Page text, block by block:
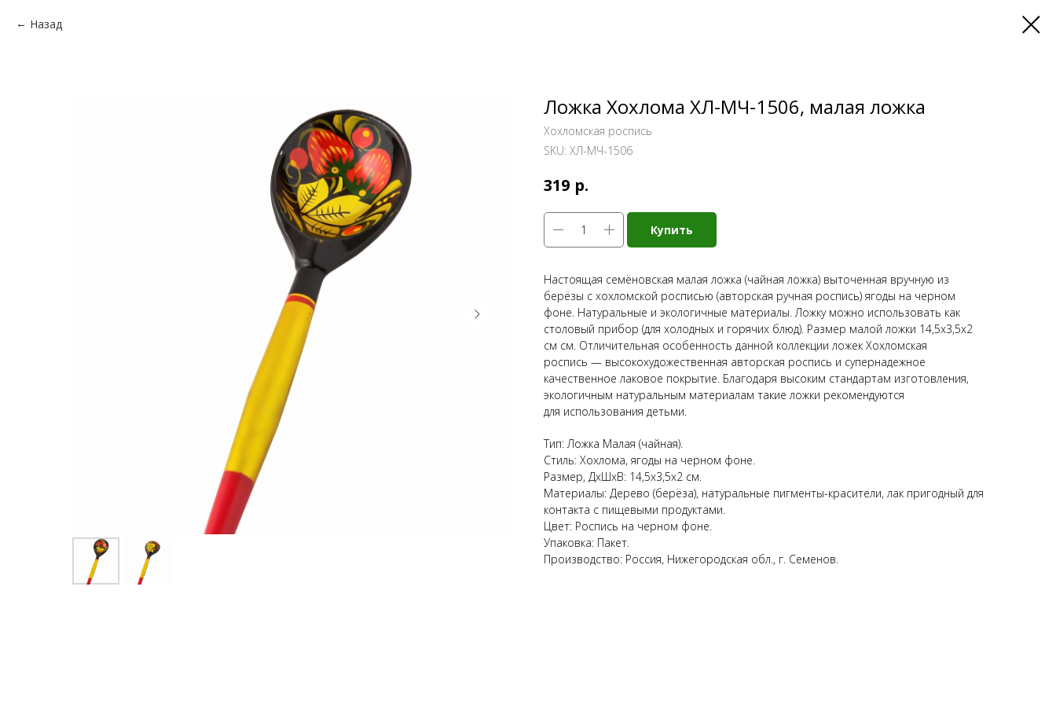
Назад
Ложка Хохлома ХЛ-МЧ-1506, малая ложка
Хохломская роспись
SKU: ХЛ-МЧ-1506
319 р.
Купить
Настоящая семёновская малая ложка (чайная ложка) выточенная вручную из
берёзы с хохломской росписью (авторская ручная роспись) ягоды на черном
фоне. Натуральные и экологичные материалы. Ложку можно использовать как
столовый прибор (для холодных и горячих блюд). Размер малой ложки 14,5х3,5х2
см см. Отличительная особенность данной коллекции ложек Хохломская
роспись — высокохудожественная авторская роспись и супернадежное
качественное лаковое покрытие. Благодаря высоким стандартам изготовления,
экологичным натуральным материалам такие ложки рекомендуются
для использования детьми.
Тип: Ложка Малая (чайная).
Стиль: Хохлома, ягоды на черном фоне.
Размер, ДхШхВ: 14,5х3,5х2 см.
Материалы: Дерево (берёза), натуральные пигменты-красители, лак пригодный для
контакта с пищевыми продуктами.
Цвет: Роспись на черном фоне.
Упаковка: Пакет.
Производство: Россия, Нижегородская обл., г. Семенов.